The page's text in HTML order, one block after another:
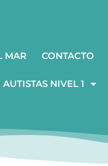
MAR CONTACTO
AUTISTAS NIVEL 1